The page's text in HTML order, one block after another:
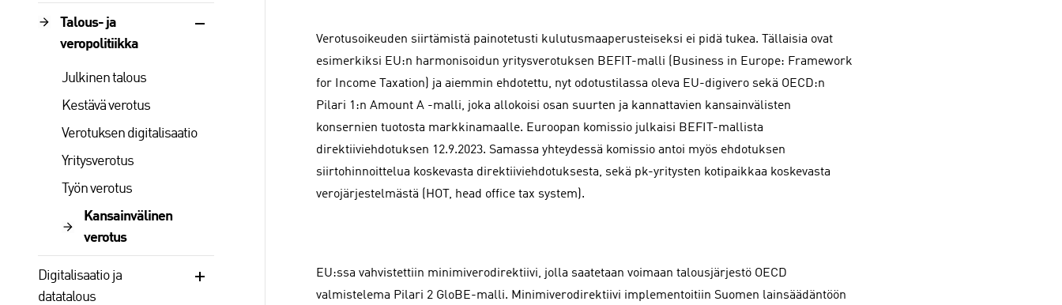
Talous- ja
veropolitiikka
Julkinen talous
Kestävä verotus
Verotuksen digitalisaatio
Yritysverotus
Työn verotus
Kansainvälinen
verotus
Digitalisaatio ja
datatalous
Verotusoikeuden siirtämistä painotetusti kulutusmaaperusteiseksi ei pidä tukea. Tällaisia ovat
esimerkiksi EU:n harmonisoidun yritysverotuksen BEFIT-malli (Business in Europe: Framework
for Income Taxation) ja aiemmin ehdotettu, nyt odotustilassa oleva EU-digivero sekä OECD:n
Pilari 1:n Amount A -malli, joka allokoisi osan suurten ja kannattavien kansainvälisten
konsernien tuotosta markkinamaalle. Euroopan komissio julkaisi BEFIT-mallista
direktiiviehdotuksen 12.9.2023. Samassa yhteydessä komissio antoi myös ehdotuksen
siirtohinnoittelua koskevasta direktiiviehdotuksesta, sekä pk-yritysten kotipaikkaa koskevasta
verojärjestelmästä (HOT, head office tax system).
EU:ssa vahvistettiin minimiverodirektiivi, jolla saatetaan voimaan talousjärjestö OECD
valmistelema Pilari 2 GloBE-malli. Minimiverodirektiivi implementoitiin Suomen lainsäädäntöön